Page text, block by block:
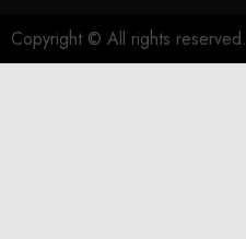
Copyright © All rights reserved.